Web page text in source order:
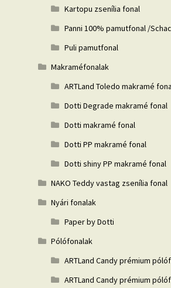
Kartopu zsenília fonal
Panni 100% pamutfonal /
Puli pamutfonal
Makraméfonalak
ARTLand Toledo makramé
Dotti Degrade makramé fonal
Dotti makramé fonal
Dotti PP makramé fonal
Dotti shiny PP makramé fonal
NAKO Teddy vastag zsenília fonal
Nyári fonalak
Paper by Dotti
Pólófonalak
ARTLand Candy prémium
ARTLand Candy prémium